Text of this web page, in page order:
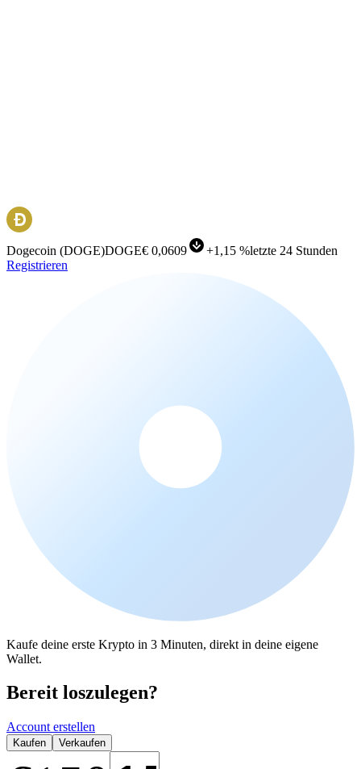
Dogecoin (DOGE)DOGE€ 0,0609 +1,15 %letzte 24 Stunden
Registrieren
Kaufe deine erste Krypto in 3 Minuten, direkt in deine eigene
Wallet.
Bereit loszulegen?
Account erstellen
Kaufen Verkaufen